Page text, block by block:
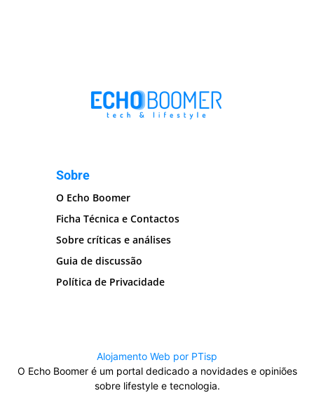
Sobre
O Echo Boomer
Ficha Técnica e Contactos
Sobre críticas e análises
Guia de discussão
Política de Privacidade
Alojamento Web por PTisp
O Echo Boomer é um portal dedicado a novidades e opiniões
sobre lifestyle e tecnologia.